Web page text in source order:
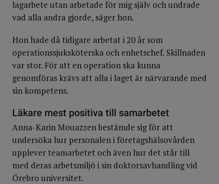
lagarbete utan arbetade för mig själv och undrade
vad alla andra gjorde, säger hon.
Hon hade då tidigare arbetat i 20 år som
operationssjuksköterska och enhetschef. Skillnaden
var stor. För att en operation ska kunna
genomföras krävs att alla i laget är närvarande med
sin kompetens.
Läkare mest positiva till samarbetet
Anna-Karin Mouazzen bestämde sig för att
undersöka hur personalen i företagshälsovården
upplever teamarbetet och även hur det står till
med deras arbetsmiljö i sin doktorsavhandling vid
Örebro universitet.